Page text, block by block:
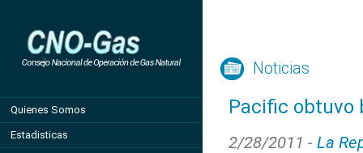
Quienes Somos
Estadisticas
Noticias
Pacific obtuvo
2/28/2011 - La